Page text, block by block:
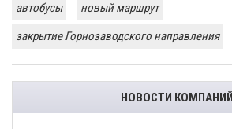
автобусы
новый маршрут
закрытие Горнозаводского направления
НОВОСТИ КОМПАНИЙ